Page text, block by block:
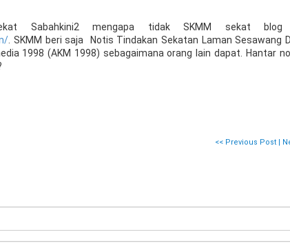
Sabahkini2 mengapa tidak SKMM sekat blog
. SKMM beri saja Notis Tindakan Sekatan Laman Sesawang
1998 (AKM 1998) sebagaimana orang lain dapat. Hantar
<< Previous Post|